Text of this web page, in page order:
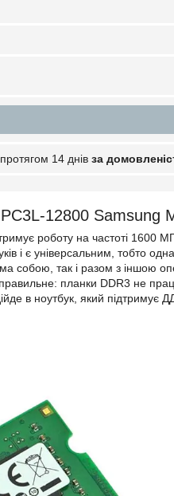
14 днів за
12800 Samsung
роботу на частоті 1600
і є універсальним, тобто
собою, так і разом з іншою
планки DDR3 не
в ноутбук, який підтримує